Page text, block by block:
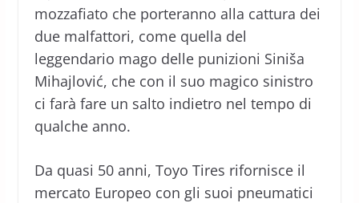
mozzafiato che porteranno alla cattura dei
due malfattori, come quella del
leggendario mago delle punizioni Siniša
Mihajlović, che con il suo magico sinistro
ci farà fare un salto indietro nel tempo di
qualche anno.
Da quasi 50 anni, Toyo Tires rifornisce il
mercato Europeo con gli suoi pneumatici